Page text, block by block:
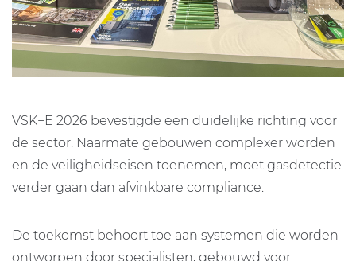
VSK+E 2026 bevestigde een duidelijke richting voor
de sector. Naarmate gebouwen complexer worden
en de veiligheidseisen toenemen, moet gasdetectie
verder gaan dan afvinkbare compliance.
De toekomst behoort toe aan systemen die worden
ontworpen door specialisten, gebouwd voor